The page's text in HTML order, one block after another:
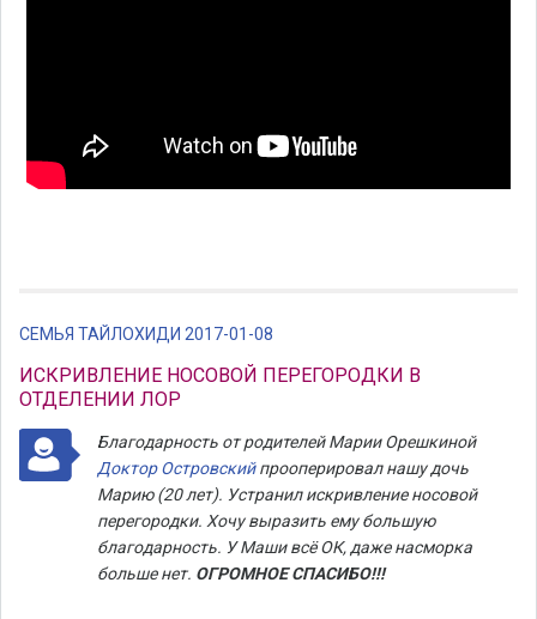
СЕМЬЯ ТАЙЛОХИДИ 2017-01-08
ИСКРИВЛЕНИЕ НОСОВОЙ ПЕРЕГОРОДКИ В
ОТДЕЛЕНИИ ЛОР
Благодарность от родителей Марии Орешкиной
Доктор Oстровскийпрооперировал нашу дочь
Марию (20 лет). Устранил искривление носовой
перегородки. Xочу выразить ему большую
благодарность. У Маши всё ОК, даже насморка
больше нет. ОГРОМНОЕ СПАСИБО!!!